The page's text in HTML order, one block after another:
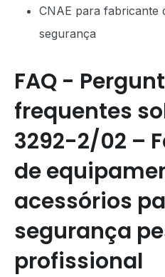
CNAE para fabricante
segurança
FAQ -
frequentes
3292-2/02 –
de
acessórios
segurança
profissional